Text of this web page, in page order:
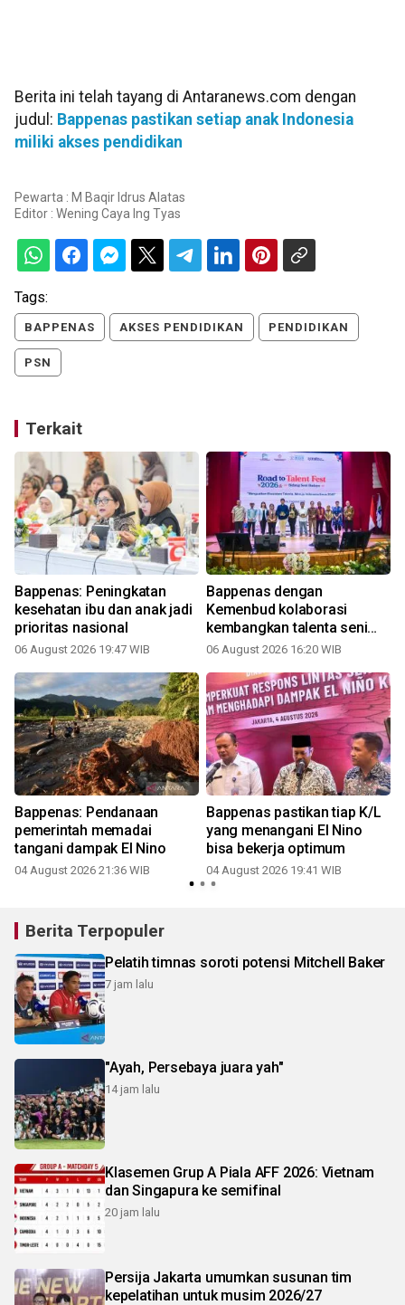
Berita ini telah tayang di Antaranews.com dengan
judul: Bappenas pastikan setiap anak Indonesia
miliki akses pendidikan
Pewarta : M Baqir Idrus Alatas
Editor : Wening Caya Ing Tyas
Tags:
BAPPENAS AKSES PENDIDIKAN PENDIDIKAN
PSN
Terkait
Bappenas: Peningkatan
kesehatan ibu dan anak jadi
prioritas nasional
06 August 2026 19:47 WIB
Bappenas dengan
Kemenbud kolaborasi
kembangkan talenta seni
budaya Indonesia
06 August 2026 16:20 WIB
Bappenas: Pendanaan
pemerintah memadai
tangani dampak El Nino
04 August 2026 21:36 WIB
Bappenas pastikan tiap K/L
yang menangani El Nino
bisa bekerja optimum
04 August 2026 19:41 WIB
Berita Terpopuler
Pelatih timnas soroti potensi Mitchell Baker
7 jam lalu
"Ayah, Persebaya juara yah"
14 jam lalu
Klasemen Grup A Piala AFF 2026: Vietnam
dan Singapura ke semifinal
20 jam lalu
Persija Jakarta umumkan susunan tim
kepelatihan untuk musim 2026/27